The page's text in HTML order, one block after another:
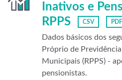
Inativos e
RPPS
CSV PDF
Dados básicos dos
Próprio de
Municipais (RPPS) -
pensionistas.